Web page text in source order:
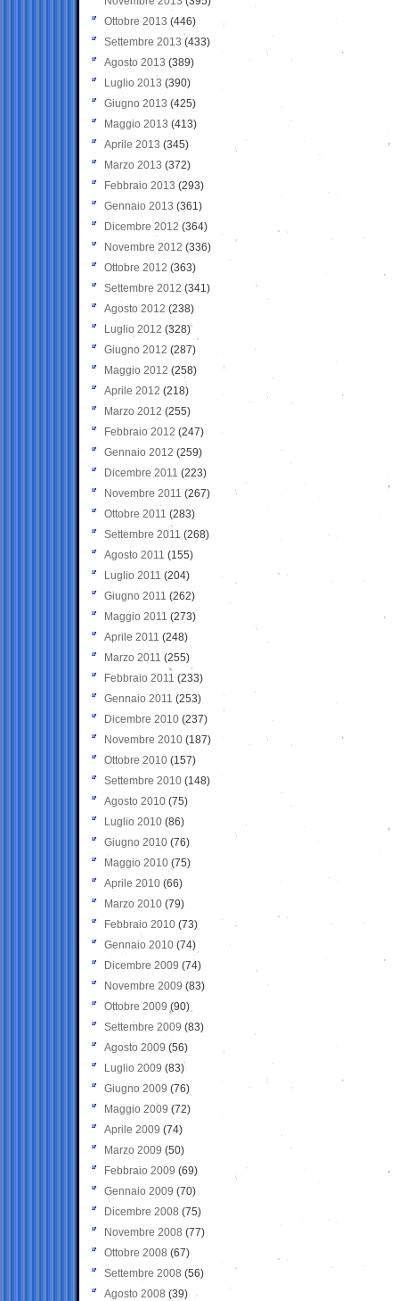
Ottobre 2013 (446)
Settembre 2013 (433)
Agosto 2013 (389)
Luglio 2013 (390)
Giugno 2013 (425)
Maggio 2013 (413)
Aprile 2013 (345)
Marzo 2013 (372)
Febbraio 2013 (293)
Gennaio 2013 (361)
Dicembre 2012 (364)
Novembre 2012 (336)
Ottobre 2012 (363)
Settembre 2012 (341)
Agosto 2012 (238)
Luglio 2012 (328)
Giugno 2012 (287)
Maggio 2012 (258)
Aprile 2012 (218)
Marzo 2012 (255)
Febbraio 2012 (247)
Gennaio 2012 (259)
Dicembre 2011 (223)
Novembre 2011 (267)
Ottobre 2011 (283)
Settembre 2011 (268)
Agosto 2011 (155)
Luglio 2011 (204)
Giugno 2011 (262)
Maggio 2011 (273)
Aprile 2011 (248)
Marzo 2011 (255)
Febbraio 2011 (233)
Gennaio 2011 (253)
Dicembre 2010 (237)
Novembre 2010 (187)
Ottobre 2010 (157)
Settembre 2010 (148)
Agosto 2010 (75)
Luglio 2010 (86)
Giugno 2010 (76)
Maggio 2010 (75)
Aprile 2010 (66)
Marzo 2010 (79)
Febbraio 2010 (73)
Gennaio 2010 (74)
Dicembre 2009 (74)
Novembre 2009 (83)
Ottobre 2009 (90)
Settembre 2009 (83)
Agosto 2009 (56)
Luglio 2009 (83)
Giugno 2009 (76)
Maggio 2009 (72)
Aprile 2009 (74)
Marzo 2009 (50)
Febbraio 2009 (69)
Gennaio 2009 (70)
Dicembre 2008 (75)
Novembre 2008 (77)
Ottobre 2008 (67)
Settembre 2008 (56)
Agosto 2008 (39)